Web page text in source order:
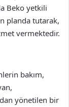
Beko yetkili
planda tutarak,
vermektedir.
bakım,
yönetilen bir